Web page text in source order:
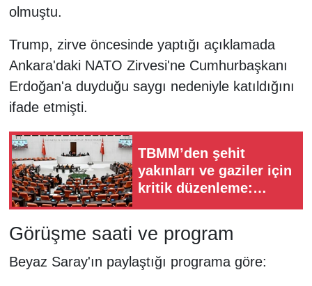
olmuştu.
Trump, zirve öncesinde yaptığı açıklamada
Ankara'daki NATO Zirvesi'ne Cumhurbaşkanı
Erdoğan'a duyduğu saygı nedeniyle katıldığını
ifade etmişti.
TBMM’den şehit
yakınları ve gaziler için
kritik düzenleme:
Görüşme saati ve program
Beyaz Saray'ın paylaştığı programa göre: